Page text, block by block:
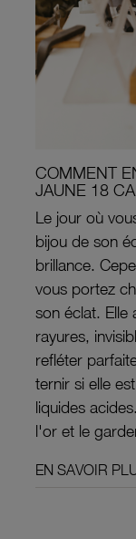
COMMENT
JAUNE 18
Le jour où
bijou de son
brillance.
vous portez
son éclat.
rayures,
refléter
ternir si elle
liquides
l'or et le
EN SAVOIR